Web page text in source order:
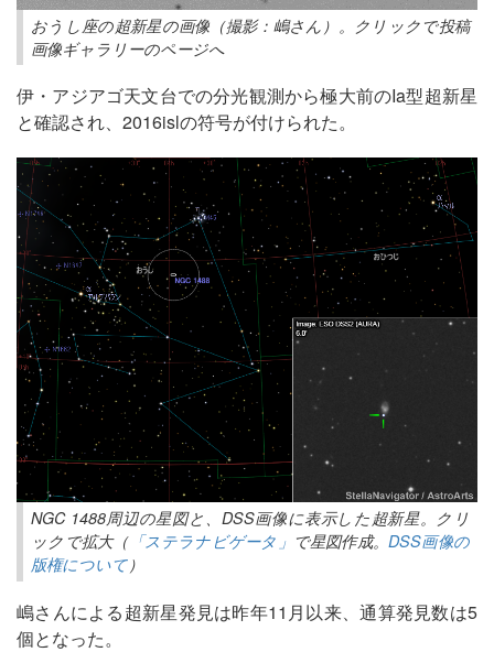
おうし座の超新星の画像（撮影：嶋さん）。クリックで投稿
画像ギャラリーのページへ
伊・アジアゴ天文台での分光観測から極大前のIa型超新星
と確認され、2016islの符号が付けられた。
NGC 1488周辺の星図と、DSS画像に表示した超新星。クリ
ックで拡大（「ステラナビゲータ」 で星図作成。DSS画像の
版権について）
嶋さんによる超新星発見は昨年11月以来、通算発見数は5
個となった。